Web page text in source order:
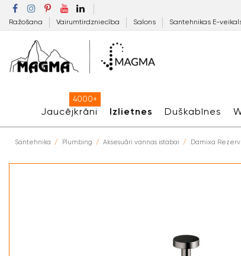
Ražošana Vairumtirdzniecība Salons Santehnikas E-
Jaucējkrāni
4000+
Izlietnes Duškabīnes
Santehnika Plumbing Aksesuāri vannas istabai Damixa